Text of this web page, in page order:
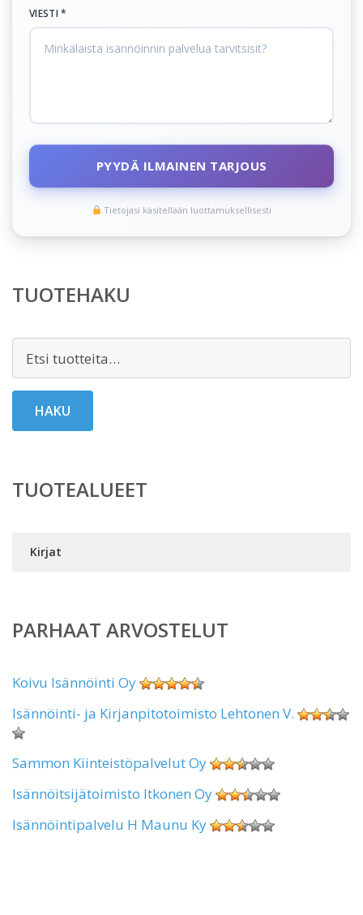
VIESTI *
PYYDÄ ILMAINEN TARJOUS
Tietojasi käsitellään luottamuksellisesti
TUOTEHAKU
HAKU
TUOTEALUEET
Kirjat
PARHAAT ARVOSTELUT
Koivu Isännöinti Oy
Isännöinti- ja Kirjanpitotoimisto Lehtonen V.
Sammon Kiinteistöpalvelut Oy
Isännöitsijätoimisto Itkonen Oy
Isännöintipalvelu H Maunu Ky